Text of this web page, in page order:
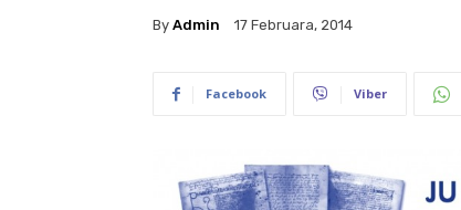
By Admin 17 Februara, 2014
Facebook Viber